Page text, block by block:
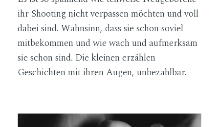
ihr Shooting nicht verpassen möchten und voll
dabei sind. Wahnsinn, dass sie schon soviel
mitbekommen und wie wach und aufmerksam
sie schon sind. Die kleinen erzählen
Geschichten mit ihren Augen, unbezahlbar.
DATENSCHUTZERKLÄRUNG &
IMPRESSUM